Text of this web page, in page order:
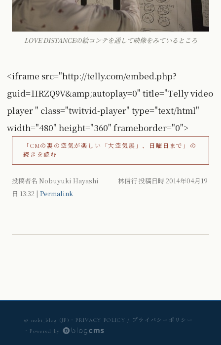
LOVE DISTANCEの絵コンテを通して映像をみているところ
<iframe src="http://telly.com/embed.php?
guid=1IRZQ9V&amp;autoplay=0" title="Telly video
player " class="twitvid-player" type="text/html"
width="480" height="360" frameborder="0">
「CMの裏の空気が楽しい「大空気展」、日曜日まで」の
続きを読む
投稿者名 Nobuyuki Hayashi 林信行 投稿日時 2014年04月19
日 13:32 | Permalink
© nobi_blog (JP) ・ PRIVACY POLICY / プライバシーポリシー
・ Powered by